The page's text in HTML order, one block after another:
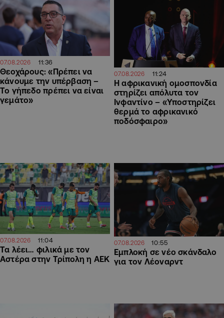
07.08.2026 11:36
Θεοχάρους: «Πρέπει να
κάνουμε την υπέρβαση –
Το γήπεδο πρέπει να είναι
γεμάτο»
07.08.2026 11:24
Η αφρικανική ομοσπονδία
στηρίζει απόλυτα τον
Ινφαντίνο – «Υποστηρίζει
θερμά το αφρικανικό
ποδόσφαιρο»
07.08.2026 11:04
Τα λέει… φιλικά με τον
Αστέρα στην Τρίπολη η ΑΕΚ
07.08.2026 10:55
Εμπλοκή σε νέο σκάνδαλο
για τον Λέοναρντ